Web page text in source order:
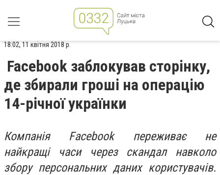
18:02, 11 квітня 2018 р.
Facebook заблокував сторінку,
де збирали гроші на операцію
14-річної українки
Компанія Facebook переживає не
найкращі часи через скандал навколо
збору персональних даних користувачів.